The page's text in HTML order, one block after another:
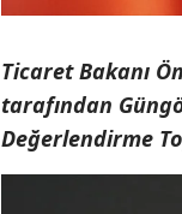
Ticaret Bakanı
tarafından
Değerlendirme